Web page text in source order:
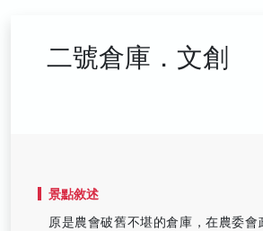
二號倉庫．文創
景點敘述
原是農會破舊不堪的倉庫，在農委